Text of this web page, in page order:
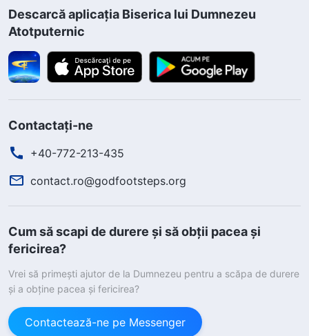
Descarcă aplicația Biserica lui Dumnezeu
Atotputernic
Contactați-ne
+40-772-213-435
contact.ro@godfootsteps.org
Cum să scapi de durere și să obții pacea și
fericirea?
Vrei să primești ajutor de la Dumnezeu pentru a scăpa de durere
și a obține pacea și fericirea?
Contactează-ne pe Messenger